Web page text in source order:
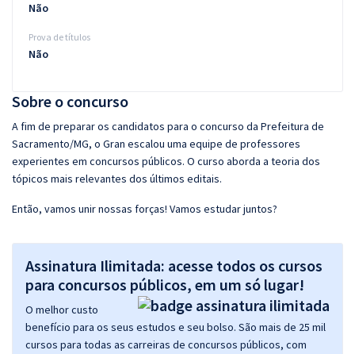
Sobre o concurso
A fim de preparar os candidatos para o concurso da Prefeitura de
Sacramento/MG, o Gran escalou uma equipe de professores
experientes em concursos públicos. O curso aborda a teoria dos
tópicos mais relevantes dos últimos editais.
Então, vamos unir nossas forças! Vamos estudar juntos?
Assinatura Ilimitada: acesse todos os cursos
para concursos públicos, em um só lugar!
O melhor custo
benefício para os seus estudos e seu bolso. São mais de 25 mil
cursos para todas as carreiras de concursos públicos, com
Não
Prova de títulos
Não